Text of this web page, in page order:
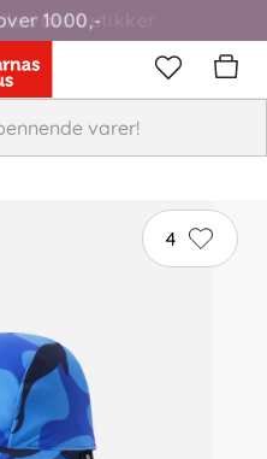
1000,-
4